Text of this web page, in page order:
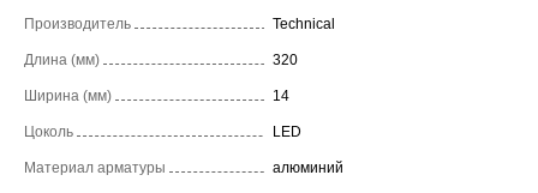
Производитель Technical
Длина (мм) 320
Ширина (мм) 14
Цоколь LED
Материал арматуры алюминий